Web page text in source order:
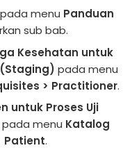
pada menu Panduan
sub bab.
Kesehatan untuk
pada menu
> Practitioner.
untuk Proses Uji
pada menu Katalog
Patient.